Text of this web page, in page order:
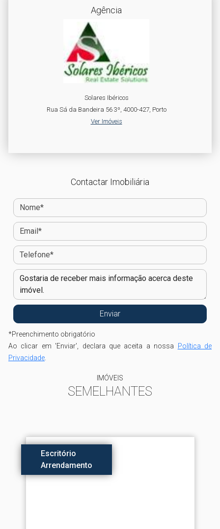
Agência
Solares Ibéricos
Rua Sá da Bandeira 56 3º, 4000-427, Porto
Ver Imóveis
Contactar Imobiliária
*Preenchimento obrigatório
Ao clicar em 'Enviar', declara que aceita a nossa Política de
Privacidade
IMÓVEIS
SEMELHANTES
Escritório
Arrendamento